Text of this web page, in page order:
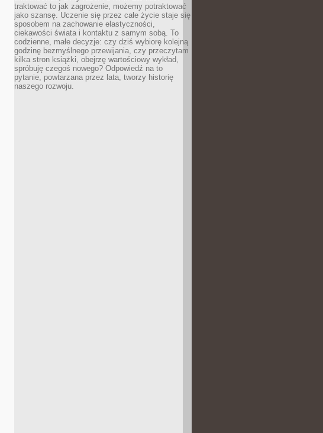
traktować to jak zagrożenie, możemy potraktować
jako szansę. Uczenie się przez całe życie staje się
sposobem na zachowanie elastyczności,
ciekawości świata i kontaktu z samym sobą. To
codzienne, małe decyzje: czy dziś wybiorę kolejną
godzinę bezmyślnego przewijania, czy przeczytam
kilka stron książki, obejrzę wartościowy wykład,
spróbuję czegoś nowego? Odpowiedź na to
pytanie, powtarzana przez lata, tworzy historię
naszego rozwoju.